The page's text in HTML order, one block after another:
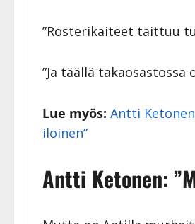
”Rosterikaiteet taittuu
”Ja täällä
Lue myös: Antti
iloinen”
Antti Ketonen: